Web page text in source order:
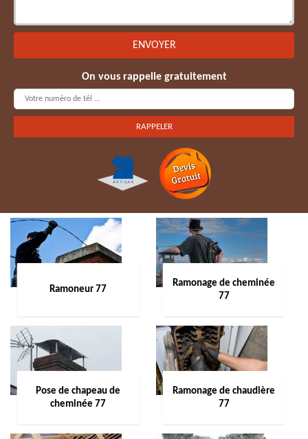
On vous rappelle gratuitement
Ramoneur 77
Ramonage de cheminée
77
Pose de chapeau de
cheminée 77
Ramonage de chaudière
77